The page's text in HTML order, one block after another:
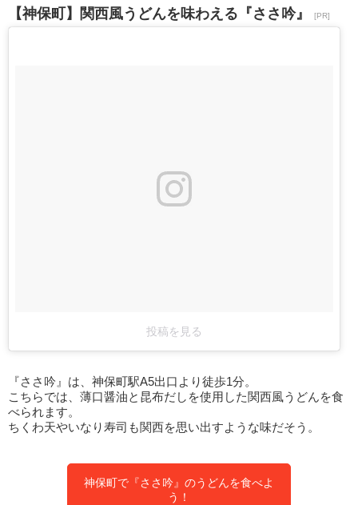
【神保町】関西風うどんを味わえる『ささ吟』 [PR]
投稿を見る
『ささ吟』は、神保町駅A5出口より徒歩1分。
こちらでは、薄口醤油と昆布だしを使用した関西風うどんを食
べられます。
ちくわ天やいなり寿司も関西を思い出すような味だそう。
神保町で『ささ吟』のうどんを食べよ
う！